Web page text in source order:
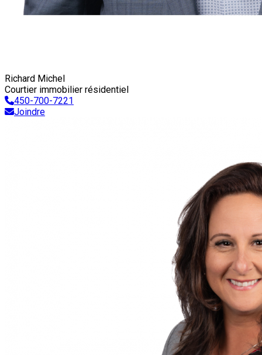
Richard Michel
Courtier immobilier résidentiel
450-700-7221
Joindre